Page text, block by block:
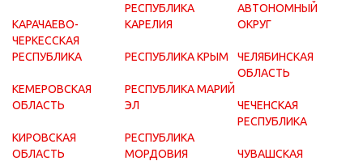
КАРАЧАЕВО-
ЧЕРКЕССКАЯ
РЕСПУБЛИКА
КЕМЕРОВСКАЯ
ОБЛАСТЬ
КИРОВСКАЯ
ОБЛАСТЬ
РЕСПУБЛИКА
КАРЕЛИЯ
РЕСПУБЛИКА КРЫМ
РЕСПУБЛИКА МАРИЙ
ЭЛ
РЕСПУБЛИКА
МОРДОВИЯ
АВТОНОМНЫЙ
ОКРУГ
ЧЕЛЯБИНСКАЯ
ОБЛАСТЬ
ЧЕЧЕНСКАЯ
РЕСПУБЛИКА
ЧУВАШСКАЯ